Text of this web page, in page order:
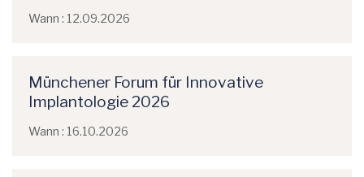
Wann : 12.09.2026
Münchener Forum für Innovative
Implantologie 2026
Wann : 16.10.2026